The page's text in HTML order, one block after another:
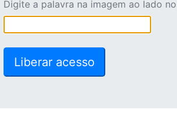
Digite a palavra na imagem ao lado